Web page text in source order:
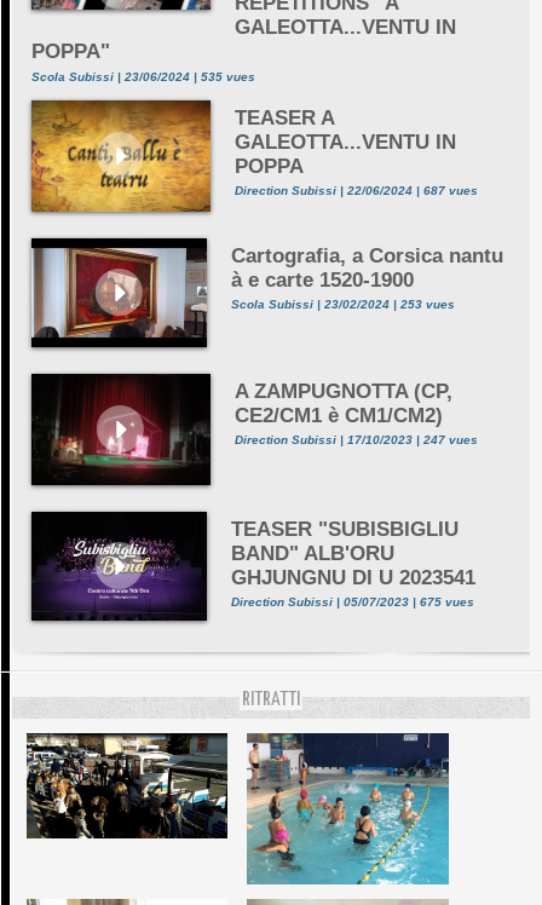
GALEOTTA...VENTU IN
POPPA"
Scola Subissi | 23/06/2024 | 535 vues
TEASER A
GALEOTTA...VENTU IN
POPPA
Direction Subissi | 22/06/2024 | 687 vues
Cartografia, a Corsica nantu
à e carte 1520-1900
Scola Subissi | 23/02/2024 | 253 vues
A ZAMPUGNOTTA (CP,
CE2/CM1 è CM1/CM2)
Direction Subissi | 17/10/2023 | 247 vues
TEASER "SUBISBIGLIU
BAND" ALB'ORU
GHJUNGNU DI U 2023541
Direction Subissi | 05/07/2023 | 675 vues
RITRATTI